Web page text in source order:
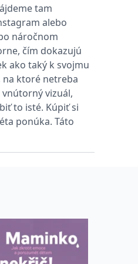
tam
alebo
náročnom
čím dokazujú
ako taký k svojmu
na ktoré netreba
vizuál,
to isté. Kúpiť si
ponúka. Táto
se věří, že se
kterou koncový
cookie.
být odeslána k